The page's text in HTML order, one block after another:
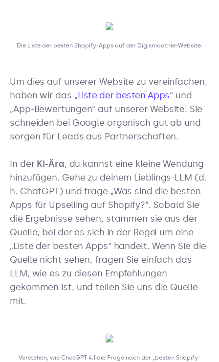
Die Liste der besten Shopify-Apps auf der Digismoothie-Website.
Um dies auf unserer Website zu vereinfachen,
haben wir das „Liste der besten Apps“ und
„App-Bewertungen“ auf unserer Website. Sie
schneiden bei Google organisch gut ab und
sorgen für Leads aus Partnerschaften.
In der KI-Ära, du kannst eine kleine Wendung
hinzufügen. Gehe zu deinem Lieblings-LLM (d.
h. ChatGPT) und frage „Was sind die besten
Apps für Upselling auf Shopify?“. Sobald Sie
die Ergebnisse sehen, stammen sie aus der
Quelle, bei der es sich in der Regel um eine
„Liste der besten Apps“ handelt. Wenn Sie die
Quelle nicht sehen, fragen Sie einfach das
LLM, wie es zu diesen Empfehlungen
gekommen ist, und teilen Sie uns die Quelle
mit.
Verstehen, wie ChatGPT 4.1 die Frage nach der „besten Shopify-